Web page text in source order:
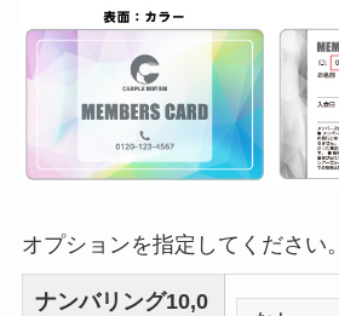
オプションを指定してください。
ナンバリング10,0